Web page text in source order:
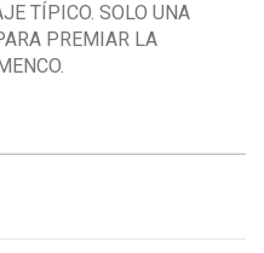
TÍPICO. SOLO UNA
PREMIAR LA